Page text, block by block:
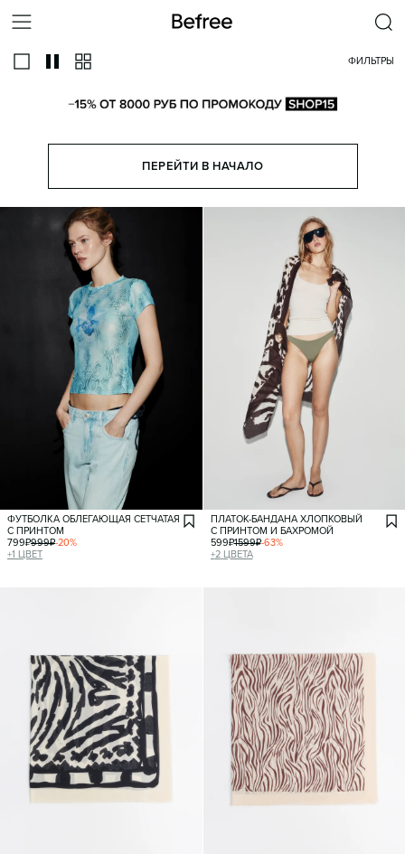
ФИЛЬТРЫ
ПЕРЕЙТИ В НАЧАЛО
ФУТБОЛКА ОБЛЕГАЮЩАЯ СЕТЧАТАЯ
С ПРИНТОМ
799₽999₽-20%
+1 ЦВЕТ
ПЛАТОК-БАНДАНА ХЛОПКОВЫЙ
С ПРИНТОМ И БАХРОМОЙ
599₽1599₽-63%
+2 ЦВЕТА